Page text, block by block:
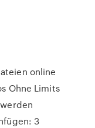
online
Ohne Limits
3